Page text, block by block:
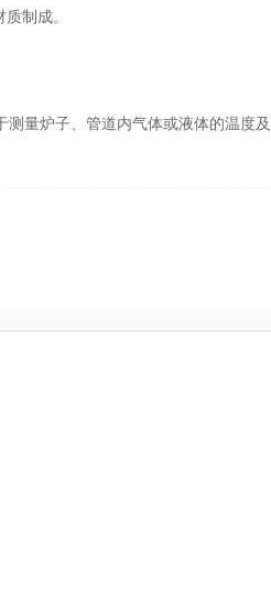
制成。
量炉子、管道内气体或液体的温